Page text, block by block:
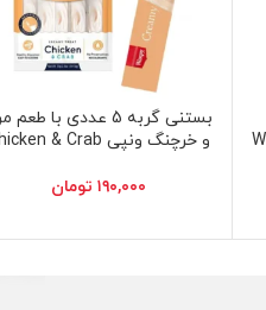
افزودن به سبد خریدبستنی گربه 5 عددی با
و خرچنگ ونپی Chicken & Crab
۱۹۰,۰۰۰ تومان